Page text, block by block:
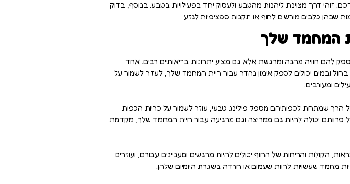
זוהי דרך מצוינת ליהנות מהטבע ולעסוק יחד בפעילויות בטבע. בנוסף, בדוק
שבהן כלבים מורשים לחוף או תקנות ספציפיות לגזע.
המחמד שלך
להם חוויה מהנה ומרגשת אלא גם מציע יתרונות בריאותיים רבים. אחד
ובמים יכולים לספק אימון נהדר עבור חיית המחמד שלך, לעזור לשמור על
ומעורבים.
הרך שמתחת לכפותיהם מספק פילינג טבעי, עוזר לשמור על כריות הכפות
פרוותם יכולה להיות גם ממריצה וגם מרגיעה עבור חיית המחמד שלך, מקדמת
הקולות והריחות של החוף יכולים להיות מרגשים ומעניינים עבורם, ועוזרים
מחמד שעשויות לחוות שעמום או חרדה בשגרת היומיום שלהן.